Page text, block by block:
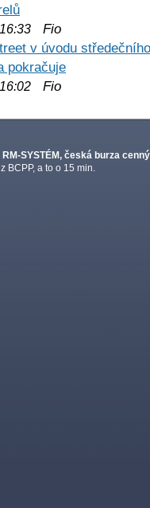
Fio
v úvodu
pokračuje
Fio
RM-SYSTÉM, česká burza
BCPP, a to o 15 min.